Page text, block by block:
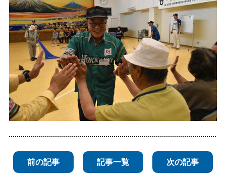
前の記事 記事一覧 次の記事